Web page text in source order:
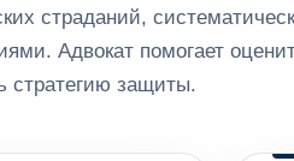
страданий,
Адвокат помогает
стратегию защиты.